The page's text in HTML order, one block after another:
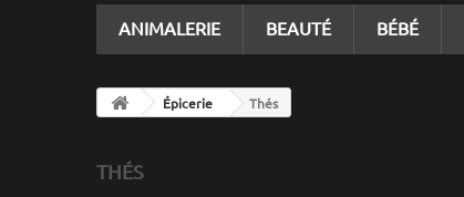
ANIMALERIE BEAUTÉ BÉBÉ
Épicerie Thés
THÉS